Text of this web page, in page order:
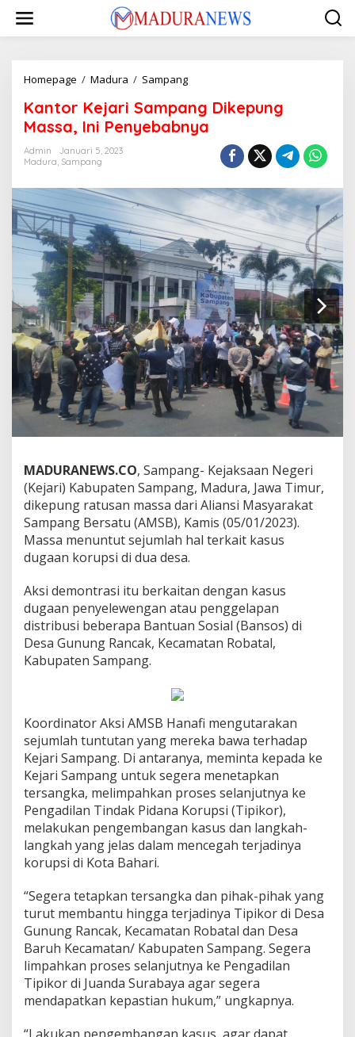
konten
Homepage / Madura / SampangKantor
Sampang
Dikepung
Massa,
Penyebabnya
Kantor Kejari Sampang Dikepung
Massa, Ini Penyebabnya
Admin
Januari 5, 2023
Madura, Sampang
MADURANEWS.CO, Sampang- Kejaksaan Negeri
(Kejari) Kabupaten Sampang, Madura, Jawa Timur,
dikepung ratusan massa dari Aliansi Masyarakat
Sampang Bersatu (AMSB), Kamis (05/01/2023).
Massa menuntut sejumlah hal terkait kasus
dugaan korupsi di dua desa.
Aksi demontrasi itu berkaitan dengan kasus
dugaan penyelewengan atau penggelapan
distribusi beberapa Bantuan Sosial (Bansos) di
Desa Gunung Rancak, Kecamatan Robatal,
Kabupaten Sampang.
Koordinator Aksi AMSB Hanafi mengutarakan
sejumlah tuntutan yang mereka bawa terhadap
Kejari Sampang. Di antaranya, meminta kepada ke
Kejari Sampang untuk segera menetapkan
tersangka, melimpahkan proses selanjutnya ke
Pengadilan Tindak Pidana Korupsi (Tipikor),
melakukan pengembangan kasus dan langkah-
langkah yang jelas dalam mencegah terjadinya
korupsi di Kota Bahari.
“Segera tetapkan tersangka dan pihak-pihak yang
turut membantu hingga terjadinya Tipikor di Desa
Gunung Rancak, Kecamatan Robatal dan Desa
Baruh Kecamatan/ Kabupaten Sampang. Segera
limpahkan proses selanjutnya ke Pengadilan
Tipikor di Juanda Surabaya agar segera
mendapatkan kepastian hukum,” ungkapnya.
“Lakukan pengembangan kasus, agar dapat